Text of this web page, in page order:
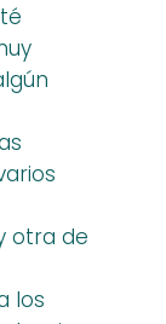
otra de
los